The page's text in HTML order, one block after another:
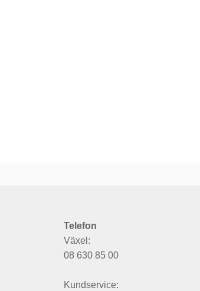
Telefon
Växel:
08 630 85 00
Kundservice: